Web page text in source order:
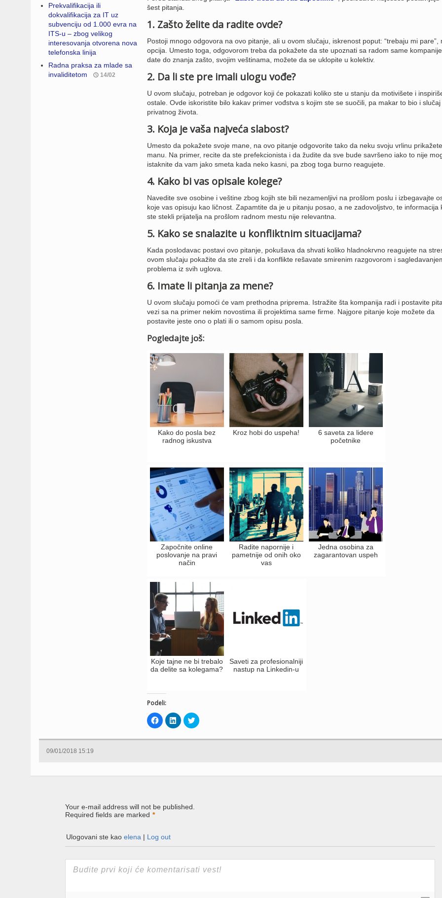
Prekvalifikacija ili
dokvalifikacija za IT uz
subvenciju od 1.000 evra na
ITS-u – zbog velikog
interesovanja otvorena nova
telefonska linija
Radna praksa za mlade sa
invaliditetom
14/02
šest pitanja.
1. Zašto želite da radite ovde?
Postoji mnogo odgovora na ovo pitanje, ali u ovom slučaju, iskrenost poput: “trebaju mi pare”,
opcija. Umesto toga, odgovorom treba da pokažete da ste upoznati sa radom same
date do znanja zašto, svojim veštinama, možete da se uklopite u kolektiv.
2. Da li ste pre imali ulogu vođe?
U ovom slučaju, potreban je odgovor koji će pokazati koliko ste u stanju da motivišete i
ostale. Ovde iskoristite bilo kakav primer vođstva s kojim ste se suočili, pa makar to bio i slučaj
privatnog života.
3. Koja je vaša najveća slabost?
Umesto da pokažete svoje mane, na ovo pitanje odgovorite tako da neku svoju vrlinu
manu. Na primer, recite da ste prefekcionista i da žudite da sve bude savršeno iako to nije
istaknite da vam jako smeta kada neko kasni, pa zbog toga burno reagujete.
4. Kako bi vas opisale kolege?
Navedite sve osobine i veštine zbog kojih ste bili nezamenljivi na prošlom poslu i izbegavajte
koje vas opisuju kao ličnost. Zapamtite da je u pitanju posao, a ne zadovoljstvo, te informacija
ste stekli prijatelja na prošlom radnom mestu nije relevantna.
5. Kako se snalazite u konfliktnim situacijama?
Kada poslodavac postavi ovo pitanje, pokušava da shvati koliko hladnokrvno reagujete na
ovom slučaju pokažite da ste zreli i da konflikte rešavate smirenim razgovorom i
problema iz svih uglova.
6. Imate li pitanja za mene?
U ovom slučaju pomoći će vam prethodna priprema. Istražite šta kompanija radi i postavite
vezi sa na primer nekim novostima ili projektima same firme. Najgore pitanje koje možete da
postavite jeste ono o plati ili o samom opisu posla.
Pogledajte još:
Kako do posla bez
radnog iskustva
Kroz hobi do uspeha!
6 saveta za lidere
početnike
Započnite online
poslovanje na pravi
način
Radite napornije i
pametnije od onih oko
vas
Jedna osobina za
zagarantovan uspeh
Koje tajne ne bi trebalo
da delite sa kolegama?
Saveti za profesionalniji
nastup na Linkedin-u
Podeli:
Click
to
share
Facebook
Click
to
share
LinkedIn
Click
to
Twitter
09/01/2018 15:19
Your e-mail address will not be published.
Required fields are marked *
Ulogovani ste kao elena | Log out